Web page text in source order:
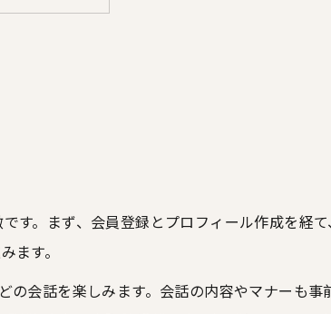
の実態
方
容
めるコツ
筋
す。まず、会員登録とプロフィール作成を経
ます。
会話を楽しみます。会話の内容やマナーも事